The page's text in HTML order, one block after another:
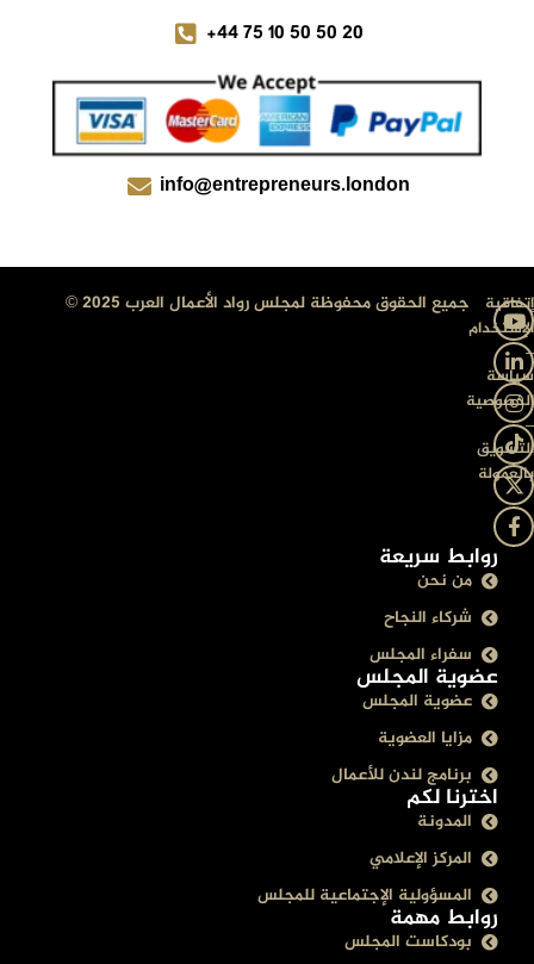
info@entrepreneurs.london
+44 75 10 50 50 20
روابط مهمة
بودكاست المجلس
اخترنا لكم
المدونة
المركز الإعلامي
المسؤولية الإجتماعية للمجلس
عضوية المجلس
عضوية المجلس
مزايا العضوية
برنامج لندن للأعمال
روابط سريعة
من نحن
شركاء النجاح
سفراء المجلس
جميع الحقوق محفوظة لمجلس رواد الأعمال العرب 2025 ©
إتفاقية
الإستخدام
–
سياسة
الخصوصية
–
التسويق
بالعمولة